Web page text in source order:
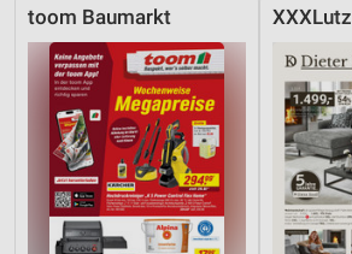
toom Baumarkt XXXLutz